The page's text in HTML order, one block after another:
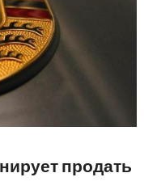
продать